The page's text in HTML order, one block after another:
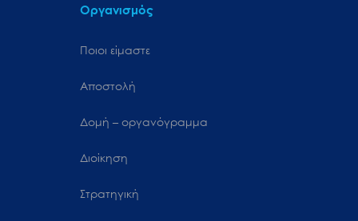
Οργανισμός
Ποιοι είμαστε
Αποστολή
Δομή – οργανόγραμμα
Διοίκηση
Στρατηγική